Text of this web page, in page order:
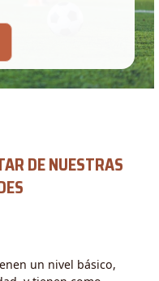
DE NUESTRAS
un nivel básico,